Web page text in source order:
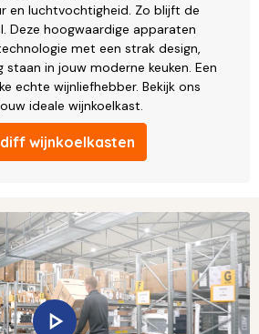
en luchtvochtigheid. Zo blijft de
Deze hoogwaardige apparaten
met een strak design,
in jouw moderne keuken. Een
echte wijnliefhebber. Bekijk ons
ideale wijnkoelkast.
wijnkoelkasten